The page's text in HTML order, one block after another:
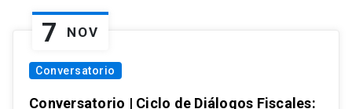
7 NOV
Conversatorio
Conversatorio | Ciclo de Diálogos Fiscales: